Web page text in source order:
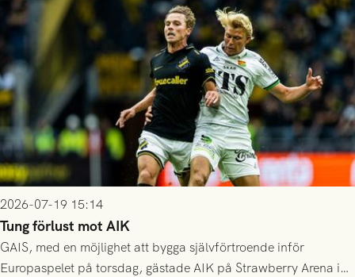
Mostar från Bosnien och Hercegovina.
2026-07-19 15:14
Tung förlust mot AIK
GAIS, med en möjlighet att bygga självförtroende inför
Europaspelet på torsdag, gästade AIK på Strawberry Arena i